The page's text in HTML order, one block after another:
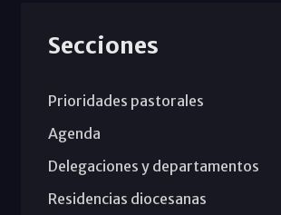
Secciones
Prioridades pastorales
Agenda
Delegaciones y departamentos
Residencias diocesanas